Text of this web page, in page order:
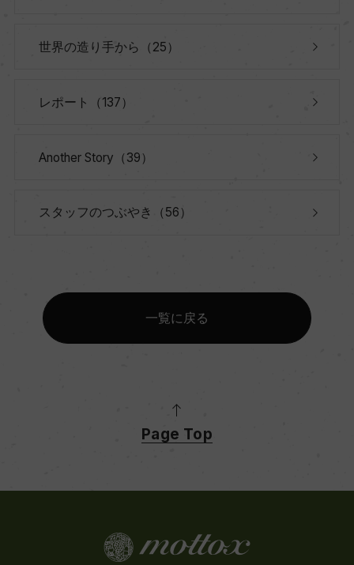
世界の造り手から（25）
レポート（137）
Another Story（39）
スタッフのつぶやき（56）
一覧に戻る
Page Top